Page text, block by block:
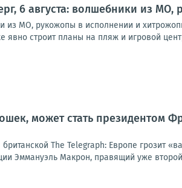
6 августа: волшебники из
из МО, рукожопы в исполнении и
строит планы на пляж и игровой
может стать
The Telegraph: Европе грозит
Эммануэль Макрон, правящий уже